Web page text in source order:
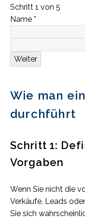
Schritt 1 von 5
Name *
Weiter
Wie man
durchführt
Schritt 1:
Vorgaben
Wenn Sie nicht die
Verkäufe, Leads
Sie sich